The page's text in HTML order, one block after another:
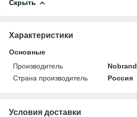
Скрыть
Характеристики
Основные
Производитель
Nobrand
Страна производитель
Россия
Условия доставки